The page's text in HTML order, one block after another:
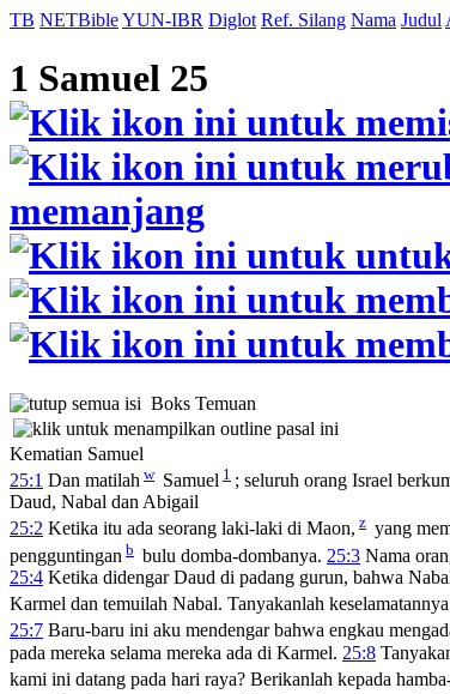
TB NETBibleYUN-IBR Diglot Ref. Silang Nama Judul
1 Samuel 25
Boks Temuan
Kematian Samuel
25:1 Dan matilah w Samuel 1 ; seluruh orang Israel
Daud, Nabal dan Abigail
25:2 Ketika itu ada seorang laki-laki di Maon, z yang
pengguntingan b bulu domba-dombanya. 25:3 Nama
25:4 Ketika didengar Daud di padang gurun, bahwa
Karmel dan temuilah Nabal. Tanyakanlah
25:7 Baru-baru ini aku mendengar bahwa engkau
pada mereka selama mereka ada di Karmel. 25:8
kami ini datang pada hari raya? Berikanlah kepada